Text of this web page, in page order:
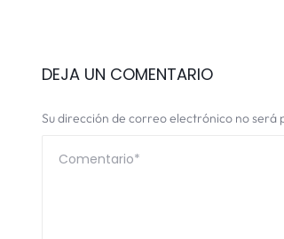
DEJA UN COMENTARIO
Su dirección de correo electrónico no será